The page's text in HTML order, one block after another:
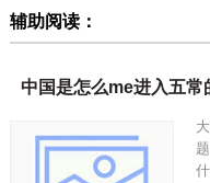
辅助阅读：
中国是怎么me进入五常